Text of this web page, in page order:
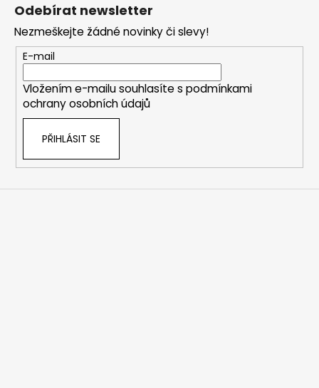
Odebírat newsletter
Nezmeškejte žádné novinky či slevy!
E-mail
Vložením e-mailu souhlasíte s podmínkami
ochrany osobních údajů
PŘIHLÁSIT SE